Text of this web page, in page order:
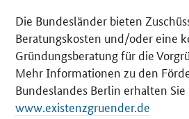
Die Bundesländer bieten
Beratungskosten und/oder eine
Gründungsberatung für die
Mehr Informationen zu den
Bundeslandes Berlin erhalten
www.existenzgruender.de